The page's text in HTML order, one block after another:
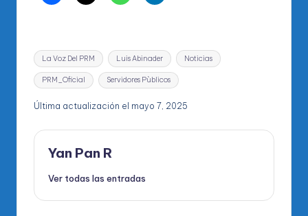
Etiquetas:
La Voz Del PRM Luis Abinader Noticias
PRM_Oficial Servidores Pùblicos
Última actualización el mayo 7, 2025
Yan Pan R
Ver todas las entradas